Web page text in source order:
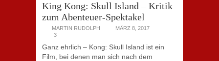
King Kong: Skull Island – Kritik
zum Abenteuer-Spektakel
MARTIN RUDOLPH
MÄRZ 8, 2017
3
Ganz ehrlich – Kong: Skull Island ist ein
Film, bei denen man sich nach dem